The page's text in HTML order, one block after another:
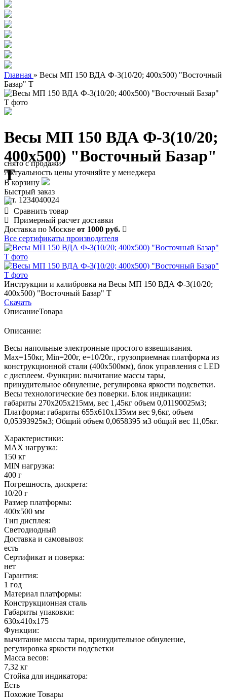
Главная » Весы МП 150 ВДА Ф-3(10/20; 400х500) "Восточный
Базар" Т
Весы МП 150 ВДА Ф-3(10/20;
400х500) "Восточный Базар"
Т
арт. 1234040024
снято с продажи
Актуальность цены уточняйте у менеджера
В корзину
Быстрый заказ
Сравнить товар
Примерный расчет доставки
Доставка по Москве от 1000 руб.
Все сертификаты производителя
Инструкции и калибровка на Весы МП 150 ВДА Ф-3(10/20;
400х500) "Восточный Базар" Т
Скачать
ОписаниеТовара
Описание:
Весы напольные электронные простого взвешивания.
Max=150кг, Min=200г, e=10/20г., грузоприемная платформа из
конструкционной стали (400х500мм), блок управления с LED
с дисплеем. Функции: вычитание массы тары,
принудительное обнуление, регулировка яркости подсветки.
Весы технологические без поверки. Блок индикации:
габариты 270х205х215мм, вес 1,45кг объем 0,01190025м3;
Платформа: габариты 655х610х135мм вес 9,6кг, объем
0,05393925м3; Общий объем 0,0658395 м3 общий вес 11,05кг.
Характеристики:
MAX нагрузка:
150 кг
MIN нагрузка:
400 г
Погрешность, дискрета:
10/20 г
Размер платформы:
400х500 мм
Тип дисплея:
Светодиодный
Доставка и самовывоз:
есть
Сертификат и поверка:
нет
Гарантия:
1 год
Материал платформы:
Конструкционная сталь
Габариты упаковки:
630х410х175
Функции:
вычитание массы тары, принудительное обнуление,
регулировка яркости подсветки
Масса весов:
7,32 кг
Стойка для индикатора:
Есть
Похожие Товары